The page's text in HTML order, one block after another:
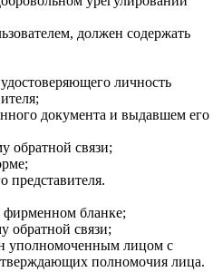
должен содержать
личность
документа и выдавшем его
обратной связи;
представителя.
фирменном бланке;
обратной связи;
уполномоченным лицом с
полномочия лица.